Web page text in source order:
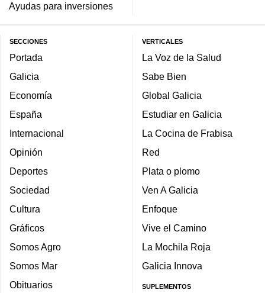
Ayudas para inversiones
SECCIONES
Portada
Galicia
Economía
España
Internacional
Opinión
Deportes
Sociedad
Cultura
Gráficos
Somos Agro
Somos Mar
Obituarios
VERTICALES
La Voz de la Salud
Sabe Bien
Global Galicia
Estudiar en Galicia
La Cocina de Frabisa
Red
Plata o plomo
Ven A Galicia
Enfoque
Vive el Camino
La Mochila Roja
Galicia Innova
SUPLEMENTOS